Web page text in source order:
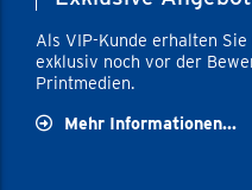
Als VIP-Kunde erhalten
exklusiv noch vor der
Printmedien.
Mehr Informationen...